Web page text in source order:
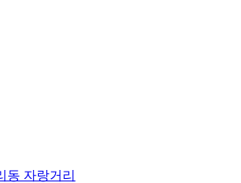
동 자랑거리